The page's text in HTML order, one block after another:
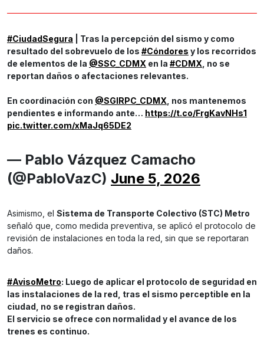
#CiudadSegura | Tras la percepción del sismo y como
resultado del sobrevuelo de los #Cóndores y los recorridos
de elementos de la @SSC_CDMX en la #CDMX, no se
reportan daños o afectaciones relevantes.
En coordinación con @SGIRPC_CDMX, nos mantenemos
pendientes e informando ante… https://t.co/FrgKavNHs1
pic.twitter.com/xMaJq65DE2
— Pablo Vázquez Camacho
(@PabloVazC) June 5, 2026
Asimismo, el Sistema de Transporte Colectivo (STC) Metro
señaló que, como medida preventiva, se aplicó el protocolo de
revisión de instalaciones en toda la red, sin que se reportaran
daños.
#AvisoMetro: Luego de aplicar el protocolo de seguridad en
las instalaciones de la red, tras el sismo perceptible en la
ciudad, no se registran daños.
El servicio se ofrece con normalidad y el avance de los
trenes es continuo.